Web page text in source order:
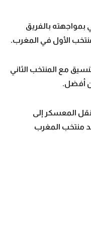
بمواجهته بالفريق
الأول في المغرب.
مع المنتخب الثاني
أفضل.
نقل المعسكر إلى
منتخب المغرب